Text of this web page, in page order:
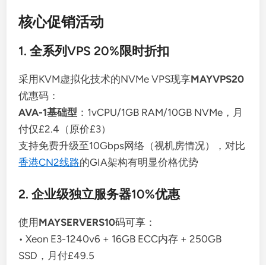
核心促销活动
1. 全系列VPS 20%限时折扣
采用KVM虚拟化技术的NVMe VPS现享MAYVPS20
优惠码：
AVA-1基础型 ：1vCPU/1GB RAM/10GB NVMe，月
付仅£2.4（原价£3）
支持免费升级至10Gbps网络（视机房情况），对比
香港CN2线路的GIA架构有明显价格优势
2. 企业级独立服务器10%优惠
使用MAYSERVERS10码可享：
• Xeon E3-1240v6 + 16GB ECC内存 + 250GB
SSD，月付£49.5